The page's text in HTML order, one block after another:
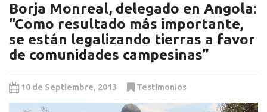
Borja Monreal, delegado en Angola:
“Como resultado más importante,
se están legalizando tierras a favor
de comunidades campesinas”
10 de Septiembre, 2013 Testimonios